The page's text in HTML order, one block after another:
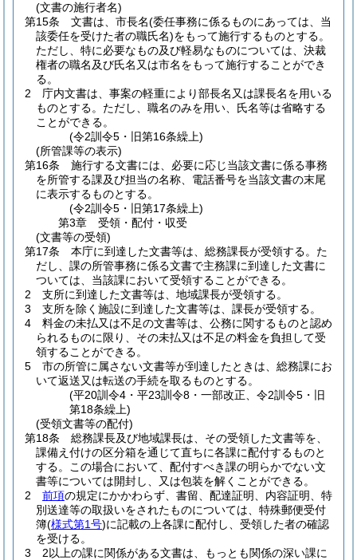
(文書の施行者名)
第15条
文書は、市長名(委任事務に係るものにあっては、当
該委任を受けた者の職氏名)をもって施行するものとする。
ただし、特に必要なもの及び軽易なものについては、決裁
権者の職名及び氏名又は市名をもって施行することができ
る。
2
庁内文書は、事案の軽重により部長名又は課長名を用いる
ものとする。 ただし、職名のみを用い、氏名等は省略する
ことができる。
(令2訓令5・旧第16条繰上)
(所管課等の表示)
第16条
施行する文書には、必要に応じ当該文書に係る事務
を所管する課及び担当の名称、電話番号を当該文書の末尾
に表示するものとする。
(令2訓令5・旧第17条繰上)
第3章
受領・配付・収受
(文書等の受領)
第17条
本庁に到達した文書等は、総務課長が受領する。 た
だし、課の所管事務に係る文書で主務課に到達した文書に
ついては、当該課において受領することができる。
2
支所に到達した文書等は、地域課長が受領する。
3
支所を除く施設に到達した文書等は、課長が受領する。
4
料金の未払又は不足の文書等は、公務に関するものと認め
られるものに限り、その未払又は不足の料金を負担して受
領することができる。
5
市の所管に属さない文書等が到達したときは、総務課にお
いて返送又は転送の手続を取るものとする。
(平20訓令4・平23訓令8・一部改正、令2訓令5・旧
第18条繰上)
(受領文書等の配付)
第18条
総務課長及び地域課長は、その受領した文書等を、
課備え付けの区分箱を通じて直ちに各課に配付するものと
する。
この場合において、配付すべき課の明らかでない文
書等については開封し、又は包装を解くことができる。
2
前項の規定にかかわらず、書留、配達証明、内容証明、特
別送達等の取扱いをされたものについては、特殊郵便受付
簿(様式第1号)に記載の上各課に配付し、受領した者の確認
を受ける。
3
2以上の課に関係がある文書は、もっとも関係の深い課に